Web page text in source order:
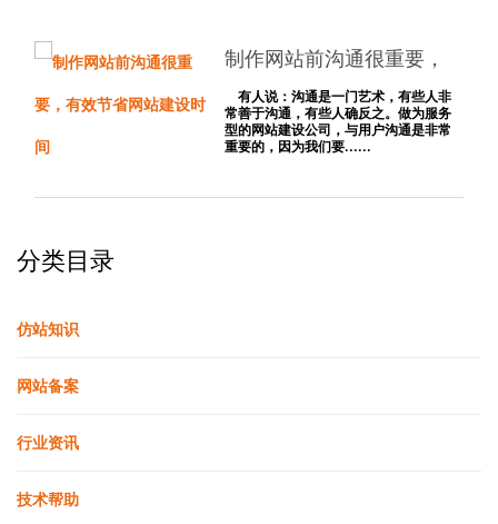
制作网站前沟通很重要，
有效节省网站建设时间
有人说：沟通是一门艺术，有些人非
常善于沟通，有些人确反之。做为服务
型的网站建设公司，与用户沟通是非常
重要的，因为我们要......
分类目录
仿站知识
网站备案
行业资讯
技术帮助